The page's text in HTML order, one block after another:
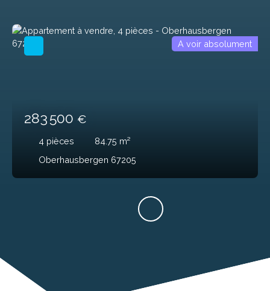
283 500 €
4 pièces 84.75 m²
Oberhausbergen 67205
A voir absolument